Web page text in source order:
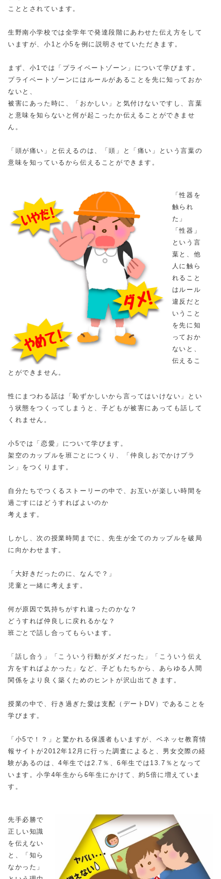
こととされています。
生野南小学校では全学年で発達段階にあわせた伝え方をして
いますが、小1と小5を例に説明させていただきます。
まず、小1では「プライベートゾーン」について学びます。
プライベートゾーンにはルールがあることを先に知っておか
ないと、
被害にあった時に、「おかしい」と気付けないですし、言葉
と意味を知らないと何が起こったか伝えることができませ
ん。
「頭が痛い」と伝えるのは、「頭」と「痛い」という言葉の
意味を知っているから伝えることができます。
「性器を
触られ
た」
「性器」
という言
葉と、他
人に触ら
れること
はルール
違反だと
いうこと
を先に知
っておか
ないと、
伝えるこ
とができません。
性にまつわる話は「恥ずかしいから言ってはいけない」とい
う状態をつくってしまうと、子どもが被害にあっても話して
くれません。
小5では「恋愛」について学びます。
架空のカップルを班ごとにつくり、「仲良しおでかけプラ
ン」をつくります。
自分たちでつくるストーリーの中で、お互いが楽しい時間を
過ごすにはどうすればよいのか
考えます。
しかし、次の授業時間までに、先生が全てのカップルを破局
に向かわせます。
「大好きだったのに、なんで？」
児童と一緒に考えます。
何が原因で気持ちがすれ違ったのかな？
どうすれば仲良しに戻れるかな？
班ごとで話し合ってもらいます。
「話し合う」「こういう行動がダメだった」「こういう伝え
方をすればよかった」など、子どもたちから、あらゆる人間
関係をより良く築くためのヒントが沢山出てきます。
授業の中で、行き過ぎた愛は支配（デートDV）であることを
学びます。
「小5で！？」と驚かれる保護者もいますが、ベネッセ教育情
報サイトが2012年12月に行った調査によると、男女交際の経
験があるのは、4年生では2.7％、6年生では13.7％となって
います。小学4年生から6年生にかけて、約5倍に増えていま
す。
先手必勝で
正しい知識
を伝えない
と、「知ら
なかった」